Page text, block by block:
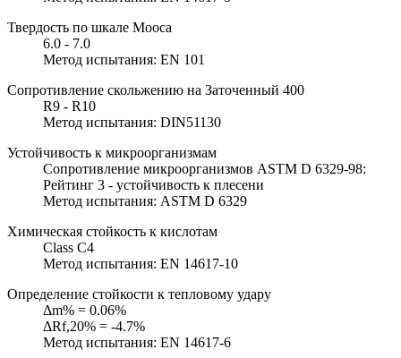
Твердость по шкале Мооса
6.0 - 7.0
Метод испытания: EN 101
Сопротивление скольжению на Заточенный 400
R9 - R10
Метод испытания: DIN51130
Устойчивость к микроорганизмам
Сопротивление микроорганизмов ASTM D 6329-98:
Рейтинг 3 - устойчивость к плесени
Метод испытания: ASTM D 6329
Химическая стойкость к кислотам
Class C4
Метод испытания: EN 14617-10
Определение стойкости к тепловому удару
Δm% = 0.06%
ΔRf,20% = -4.7%
Метод испытания: EN 14617-6